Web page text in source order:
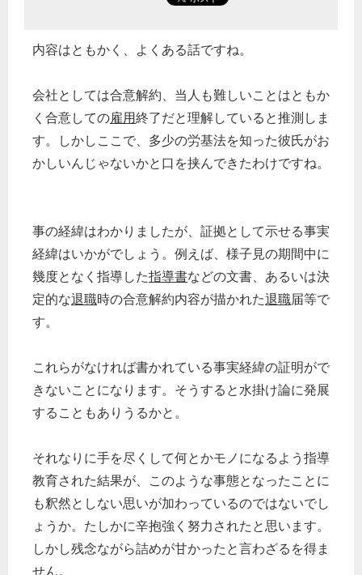
内容はともかく、よくある話ですね。
会社としては合意解約、当人も難しいことはともか
く合意しての雇用終了だと理解していると推測しま
す。しかしここで、多少の労基法を知った彼氏がお
かしいんじゃないかと口を挟んできたわけですね。
事の経緯はわかりましたが、証拠として示せる事実
経緯はいかがでしょう。例えば、様子見の期間中に
幾度となく指導した指導書などの文書、あるいは決
定的な退職時の合意解約内容が描かれた退職届等で
す。
これらがなければ書かれている事実経緯の証明がで
きないことになります。そうすると水掛け論に発展
することもありうるかと。
それなりに手を尽くして何とかモノになるよう指導
教育された結果が、このような事態となったことに
も釈然としない思いが加わっているのではないでし
ょうか。たしかに辛抱強く努力されたと思います。
しかし残念ながら詰めが甘かったと言わざるを得ま
せん。